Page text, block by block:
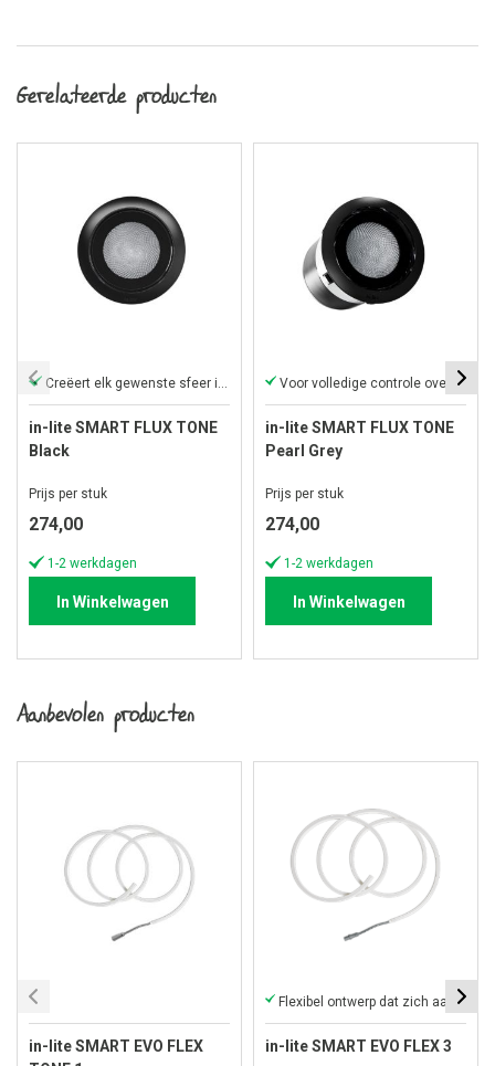
Gerelateerde producten
Creëert elk gewenste sfeer in je tuin.
in-lite SMART FLUX TONE
Black
Prijs per stuk
274,00
1-2 werkdagen
In Winkelwagen
Voor volledige controle over je tuinverlichtig.
in-lite SMART FLUX TONE
Pearl Grey
Prijs per stuk
274,00
1-2 werkdagen
In Winkelwagen
Aanbevolen producten
in-lite SMART EVO FLEX
Flexibel ontwerp dat zich aan elke tuin aanpast.
in-lite SMART EVO FLEX 3